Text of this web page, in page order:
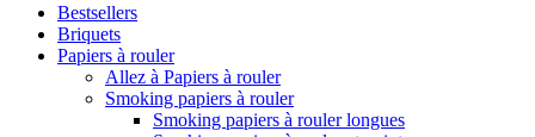
Bestsellers
Briquets
Papiers à rouler
Allez à Papiers à rouler
Smoking papiers à rouler
Smoking papiers à rouler longues